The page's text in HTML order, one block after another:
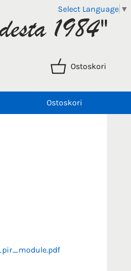
Select Language ▼
Ostoskori
Ostoskori